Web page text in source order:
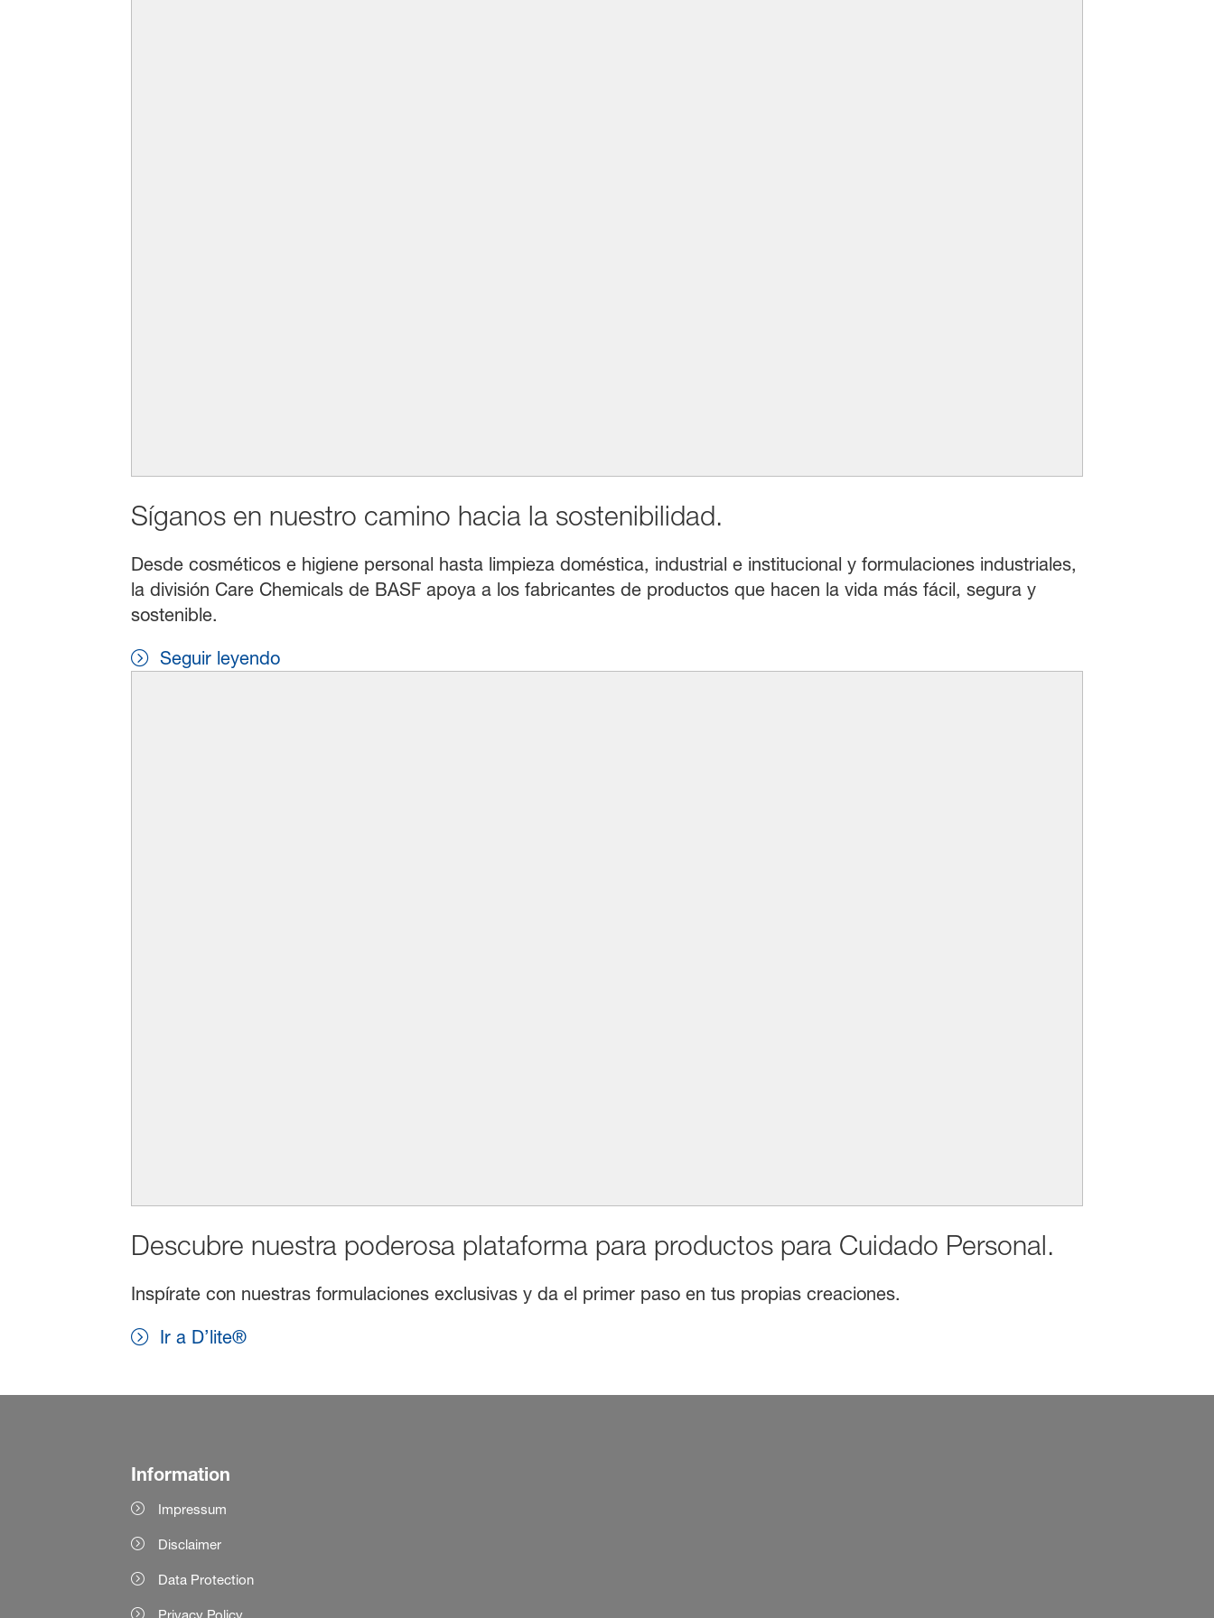
Síganos en nuestro camino hacia la sostenibilidad.
Desde cosméticos e higiene personal hasta limpieza doméstica, industrial e institucional y formulaciones industriales,
la división Care Chemicals de BASF apoya a los fabricantes de productos que hacen la vida más fácil, segura y
sostenible.
Seguir leyendo
Descubre nuestra poderosa plataforma para productos para Cuidado Personal.
Inspírate con nuestras formulaciones exclusivas y da el primer paso en tus propias creaciones.
Ir a D’lite®
Information
Impressum
Disclaimer
Data Protection